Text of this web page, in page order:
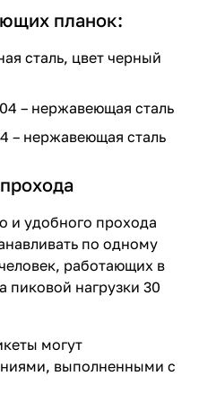
планок:
сталь, цвет черный
– нержавеющая сталь
– нержавеющая сталь
и удобного прохода
по одному
работающих в
пиковой нагрузки 30
могут
выполненными с